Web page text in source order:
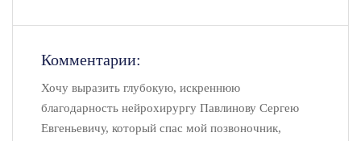
Комментарии:
Хочу выразить глубокую, искреннюю
благодарность нейрохирургу Павлинову Сергею
Евгеньевичу, который спас мой позвоночник,